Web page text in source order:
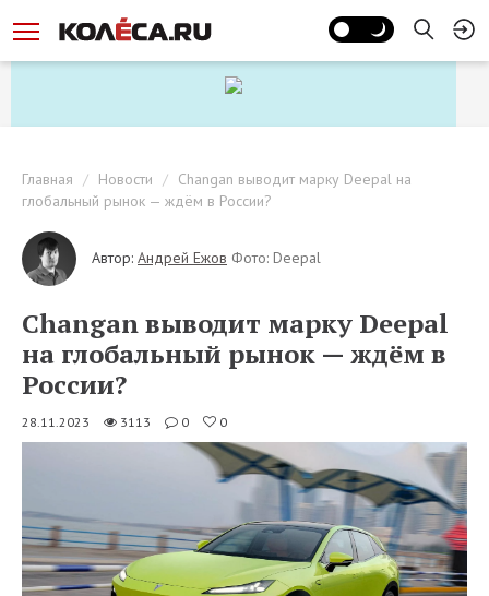
Главная Новости
Changan выводит марку Deepal на
глобальный рынок — ждём в России?
Автор: Андрей Ежов Фото: Deepal
Changan выводит марку Deepal
на глобальный рынок — ждём в
России?
28.11.2023 3113 0 0